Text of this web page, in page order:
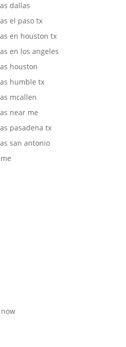
dallas
el paso tx
en houston tx
en los angeles
houston
humble tx
mcallen
near me
pasadena tx
san antonio